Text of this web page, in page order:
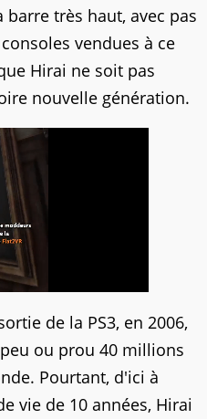
très haut, avec pas
vendues à ce
Hirai ne soit pas
nouvelle génération.
de la PS3, en 2006,
ou prou 40 millions
Pourtant, d'ici à
vie de 10 années, Hirai